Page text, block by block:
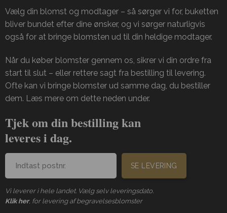
Vælg din blomst og modtager – så sørger vi for, buketten
bliver bundet efter dine ønsker, og vi sørger naturligvis
også for at bringe blomsten ud til din heldige modtager.
Når du køber blomster gennem os, sikrer vi din ordre fra
start til slut – eller rettere sagt fra bestilling til levering.
Ofte kan vi bringe blomster ud samme dag, du bestiller
dem. Læs mere om dette neden under.
Tjek om din bestilling kan
leveres i dag.
SE LEVERING
Vi leverer i hele landet. Vælg selv leveringsdato.
Klik her, for levering af begravelsesblomster